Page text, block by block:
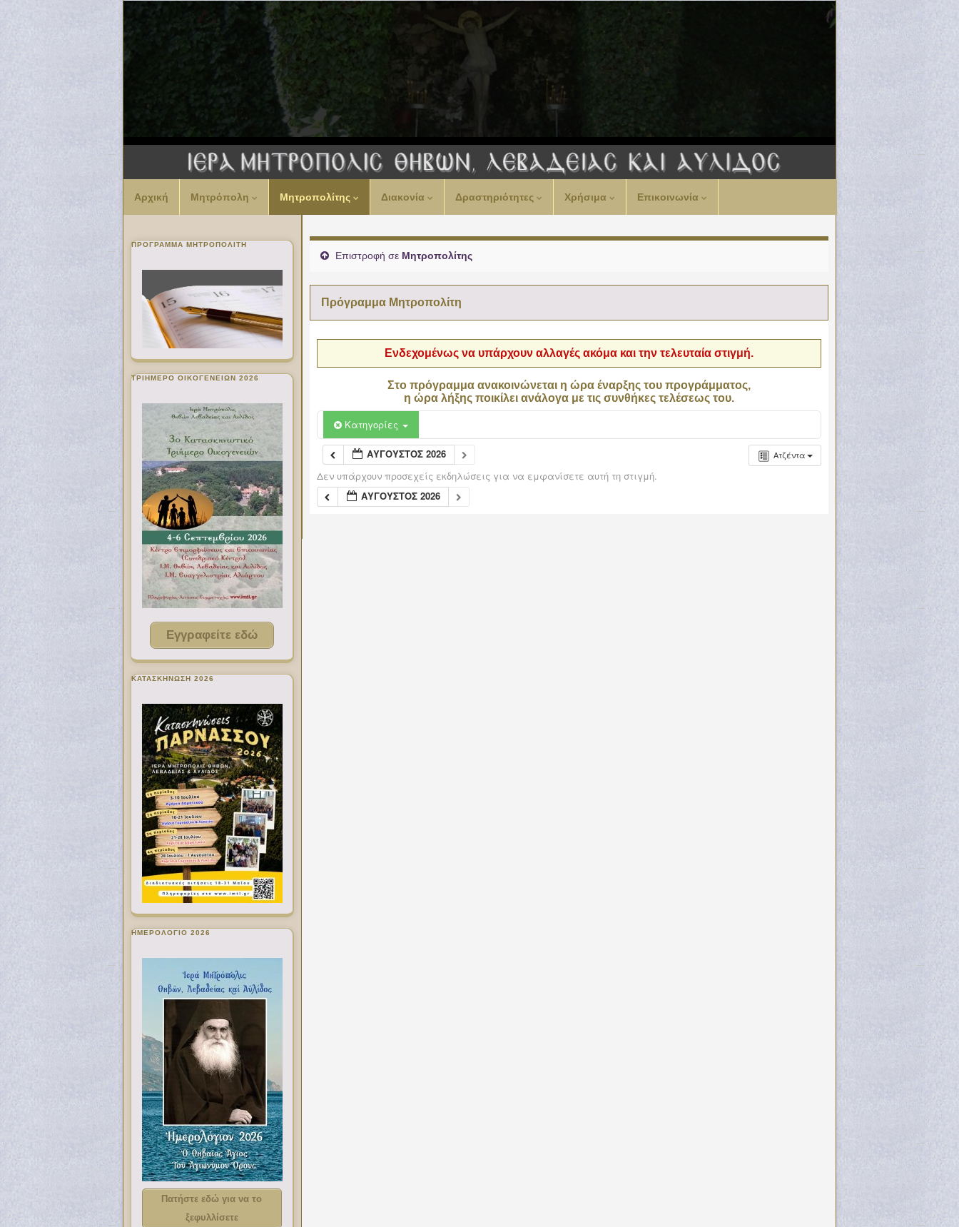
Αρχική Μητρόπολη Μητροπολίτης Διακονία Δραστηριότητες Χρήσιμα Επικοινωνία
Επιστροφή σε Μητροπολίτης
Πρόγραμμα Μητροπολίτη
Ενδεχομένως να υπάρχουν αλλαγές ακόμα και την τελευταία στιγμή.
Στο πρόγραμμα ανακοινώνεται η ώρα έναρξης του προγράμματος,
η ώρα λήξης ποικίλει ανάλογα με τις συνθήκες τελέσεως του.
Κατηγορίες
Ατζέντα
ΑΎΓΟΥΣΤΟΣ 2026
Δεν υπάρχουν προσεχείς εκδηλώσεις για να εμφανίσετε αυτή τη στιγμή.
ΑΎΓΟΥΣΤΟΣ 2026
ΠΡΌΓΡΑΜΜΑ ΜΗΤΡΟΠΟΛΊΤΗ
ΤΡΙΗΜΕΡΟ ΟΙΚΟΓΕΝΕΙΩΝ 2026
Εγγραφείτε εδώ
ΚΑΤΑΣΚΗΝΩΣΗ 2026
ΗΜΕΡΟΛΟΓΙΟ 2026
Πατήστε εδώ για να το
ξεφυλλίσετε